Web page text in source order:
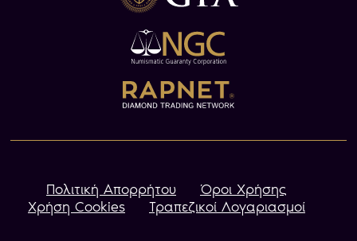
Πολιτική Απορρήτου
Όροι Χρήσης
Χρήση Cookies
Τραπεζικοί Λογαριασμοί